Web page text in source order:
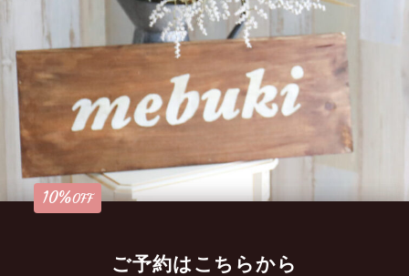
10%OFF
ご予約はこちらから